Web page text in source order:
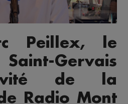
Peillex, le
Saint-Gervais
de la
Radio Mont